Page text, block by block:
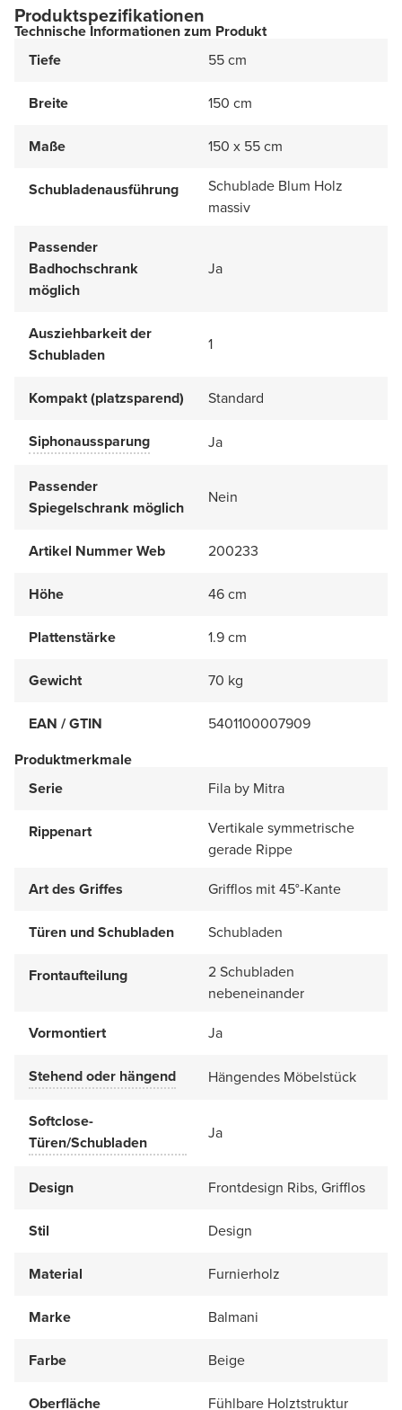
Produktspezifikationen
Technische Informationen zum Produkt
Tiefe
55 cm
Breite 150 cm
Maße 150 x 55 cm
Schubladenausführung
Schublade Blum Holz
massiv
Passender
Badhochschrank
möglich
Ja
Ausziehbarkeit der
Schubladen
1
Kompakt (platzsparend) Standard
Siphonaussparung Ja
Passender
Spiegelschrank möglich
Nein
Artikel Nummer Web 200233
Höhe 46 cm
Plattenstärke 1.9 cm
Gewicht 70 kg
EAN / GTIN
5401100007909
Produktmerkmale
Serie
Fila by Mitra
Rippenart
Vertikale symmetrische
gerade Rippe
Art des Griffes
Grifflos mit 45°-Kante
Türen und Schubladen Schubladen
Frontaufteilung
2 Schubladen
nebeneinander
Vormontiert
Ja
Stehend oder hängend Hängendes Möbelstück
Softclose-
Türen/Schubladen
Ja
Design Frontdesign Ribs, Grifflos
Stil Design
Material Furnierholz
Marke Balmani
Farbe Beige
Oberfläche Fühlbare Holztstruktur